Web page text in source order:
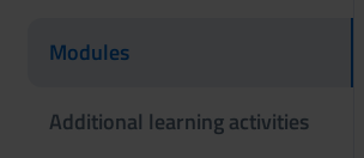
Modules
Additional learning activities